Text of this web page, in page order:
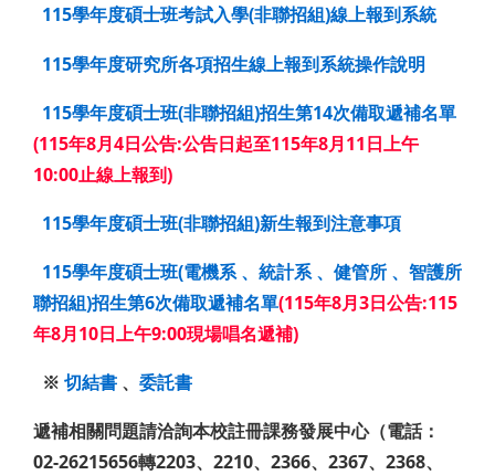
115學年度碩士班考試入學(非聯招組)線上報到系統
115學年度研究所各項招生線上報到系統操作說明
115學年度碩士班(非聯招組)招生第14次備取遞補名單
(115年8月4日公告:公告日起至115年8月11日上午
10:00止線上報到)
115學年度碩士班(非聯招組)新生報到注意事項
115學年度碩士班(電機系 、統計系 、健管所 、智護所
聯招組)招生第6次備取遞補名單(115年8月3日公告:115
年8月10日上午9:00現場唱名遞補)
※ 切結書 、 委託書
遞補相關問題請洽詢本校註冊課務發展中心（電話：
02-26215656轉2203、2210、2366、2367、2368、